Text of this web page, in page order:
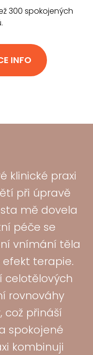
300 spokojených
INFO
klinické praxi
při úpravě
mě dovela
péče se
vnímání těla
terapie.
celotělových
rovnováhy
což přináší
spokojené
kombinuji